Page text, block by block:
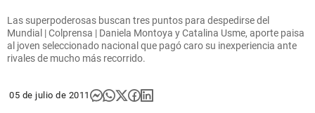
Las superpoderosas buscan tres puntos para despedirse del
Mundial | Colprensa | Daniela Montoya y Catalina Usme, aporte paisa
al joven seleccionado nacional que pagó caro su inexperiencia ante
rivales de mucho más recorrido.
05 de julio de 2011